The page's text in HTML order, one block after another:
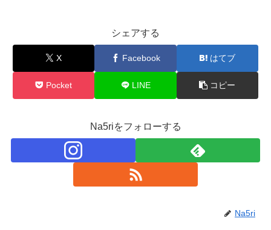
シェアする
X Facebook はてブ
Pocket LINE コピー
Na5riをフォローする
Na5ri